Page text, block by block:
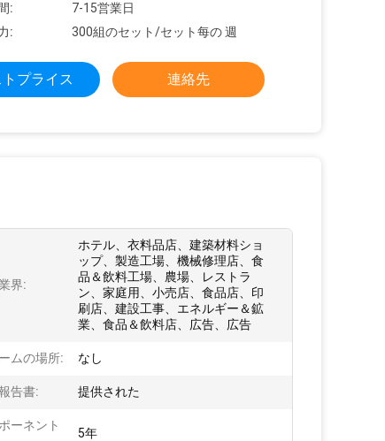
:
7-15営業日
:
300組のセット/セット每の 週
プライス 連絡先
界:
ホテル、衣料品店、建築材料ショ
ップ、製造工場、機械修理店、食
品＆飲料工場、農場、レストラ
ン、家庭用、小売店、食品店、印
刷店、建設工事、エネルギー＆鉱
業、食品＆飲料店、広告、広告
ムの場所: なし
告書: 提供された
ーネント
5年